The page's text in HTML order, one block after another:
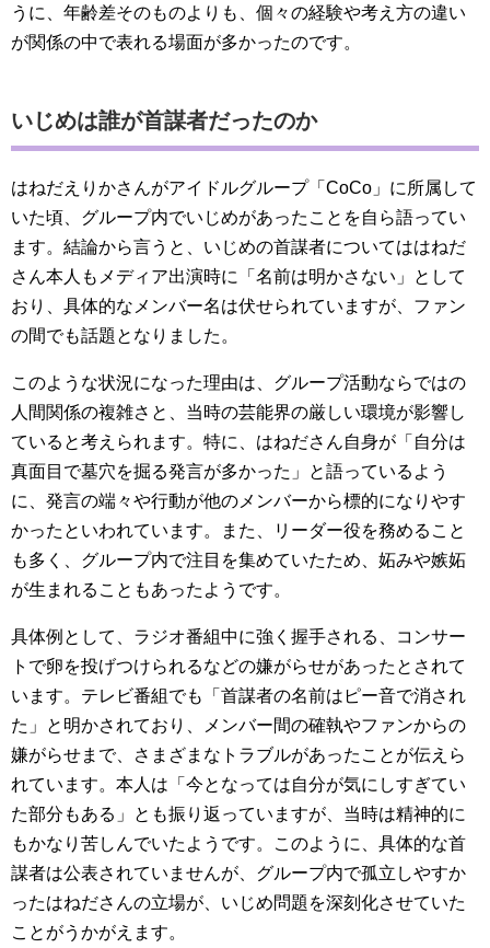
うに、年齢差そのものよりも、個々の経験や考え方の違い
が関係の中で表れる場面が多かったのです。
いじめは誰が首謀者だったのか
はねだえりかさんがアイドルグループ「CoCo」に所属して
いた頃、グループ内でいじめがあったことを自ら語ってい
ます。結論から言うと、いじめの首謀者についてははねだ
さん本人もメディア出演時に「名前は明かさない」として
おり、具体的なメンバー名は伏せられていますが、ファン
の間でも話題となりました。
このような状況になった理由は、グループ活動ならではの
人間関係の複雑さと、当時の芸能界の厳しい環境が影響し
ていると考えられます。特に、はねださん自身が「自分は
真面目で墓穴を掘る発言が多かった」と語っているよう
に、発言の端々や行動が他のメンバーから標的になりやす
かったといわれています。また、リーダー役を務めること
も多く、グループ内で注目を集めていたため、妬みや嫉妬
が生まれることもあったようです。
具体例として、ラジオ番組中に強く握手される、コンサー
トで卵を投げつけられるなどの嫌がらせがあったとされて
います。テレビ番組でも「首謀者の名前はピー音で消され
た」と明かされており、メンバー間の確執やファンからの
嫌がらせまで、さまざまなトラブルがあったことが伝えら
れています。本人は「今となっては自分が気にしすぎてい
た部分もある」とも振り返っていますが、当時は精神的に
もかなり苦しんでいたようです。このように、具体的な首
謀者は公表されていませんが、グループ内で孤立しやすか
ったはねださんの立場が、いじめ問題を深刻化させていた
ことがうかがえます。